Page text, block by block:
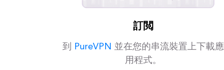
訂閲
到 PureVPN 並在您的串流裝置上下載應
用程式。